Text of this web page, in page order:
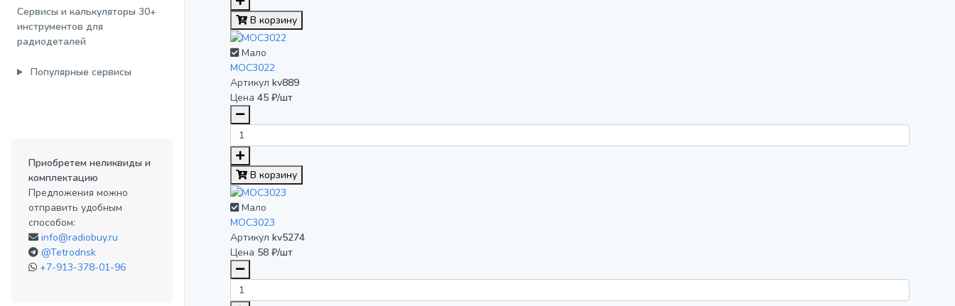
Сервисы и калькуляторы 30+
инструментов для
радиодеталей
Популярные сервисы
Приобретем неликвиды и
комплектацию
Предложения можно
отправить удобным
способом:
info@radiobuy.ru
@Tetrodnsk
+7-913-378-01-96
В корзину
Мало
MOC3022
Артикул kv889
Цена 45 ₽/шт
В корзину
Мало
MOC3023
Артикул kv5274
Цена 58 ₽/шт